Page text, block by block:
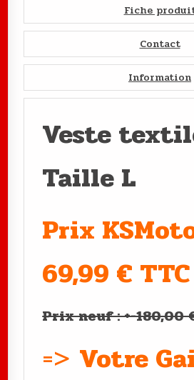
Fiche
Contact
Information
Veste
Taille L
Prix
69,99 € TTC
Prix neuf : +-180,00
=> Votre